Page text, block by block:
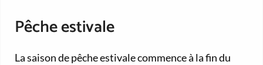
Pêche estivale
La saison de pêche estivale commence à la fin du